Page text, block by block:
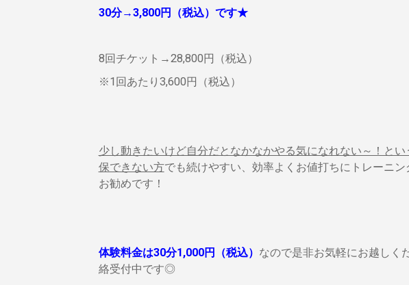
30分→3,800円（税込）です★
8回チケット→28,800円（税込）
※1回あたり3,600円（税込）
少し動きたいけど自分だとなかなかやる気になれない～！とい
保できない方でも続けやすい、効率よくお値打ちにトレーニ
お勧めです！
体験料金は30分1,000円（税込） なので是非お気軽にお越しく
絡受付中です◎